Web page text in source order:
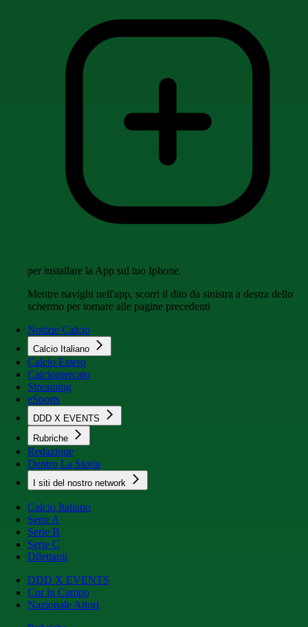
per installare la App sul tuo Iphone.
Mentre navighi nell'app, scorri il dito da sinistra a destra dello
schermo per tornare alle pagine precedenti
Notizie Calcio
Calcio Italiano
Calcio Estero
Calciomercato
Streaming
eSports
DDD X EVENTS
Rubriche
Redazione
Dentro La Storia
I siti del nostro network
Calcio Italiano
Serie A
Serie B
Serie C
Dilettanti
DDD X EVENTS
Cur in Campo
Nazionale Attori